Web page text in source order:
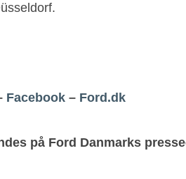
Facebook – Ford.dk
på Ford Danmarks